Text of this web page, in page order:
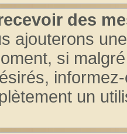
des
ajouterons
si
un